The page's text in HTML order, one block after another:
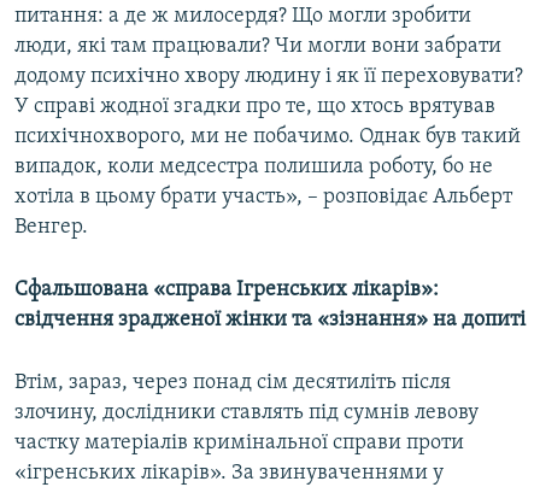
питання: а де ж милосердя? Що могли зробити
люди, які там працювали? Чи могли вони забрати
додому психічно хвору людину і як її переховувати?
У справі жодної згадки про те, що хтось врятував
психічнохворого, ми не побачимо. Однак був такий
випадок, коли медсестра полишила роботу, бо не
хотіла в цьому брати участь», – розповідає Альберт
Венгер.
Сфальшована «справа Ігренських лікарів»:
свідчення зрадженої жінки та «зізнання» на допиті
Втім, зараз, через понад сім десятиліть після
злочину, дослідники ставлять під сумнів левову
частку матеріалів кримінальної справи проти
«ігренських лікарів». За звинуваченнями у